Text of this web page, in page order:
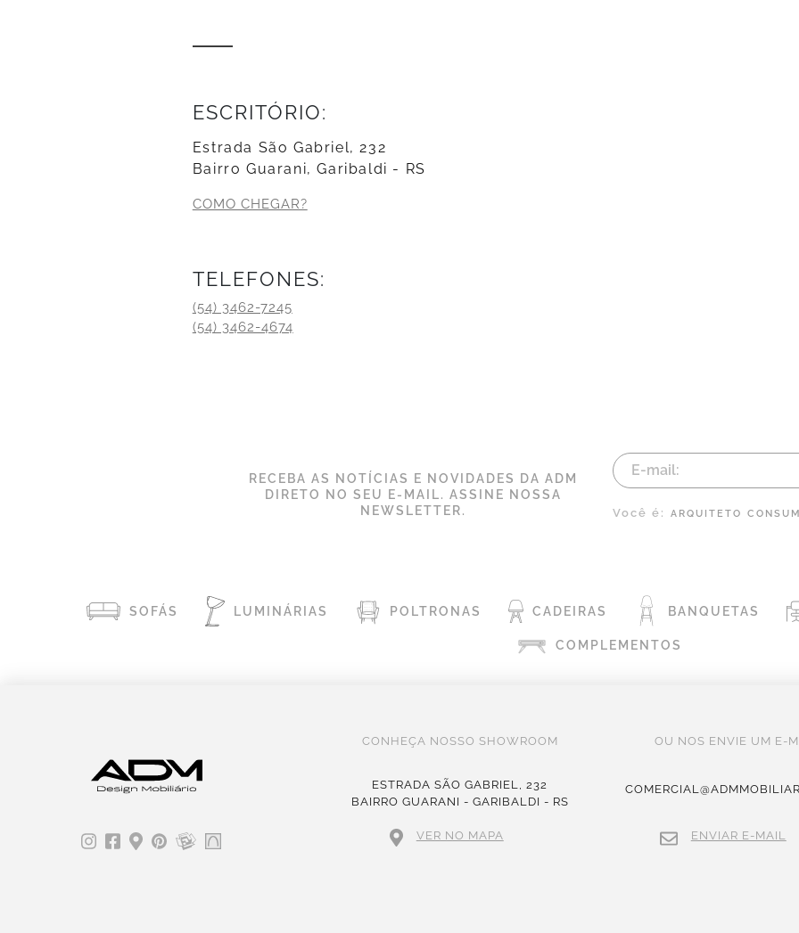
ESCRITÓRIO:
Estrada São Gabriel, 232
Bairro Guarani, Garibaldi - RS
COMO CHEGAR?
TELEFONES:
(54) 3462-7245
(54) 3462-4674
RECEBA AS NOTÍCIAS E NOVIDADES DA ADM
DIRETO NO SEU E-MAIL. ASSINE NOSSA
NEWSLETTER.
Você é: ARQUITETO
SOFÁS LUMINÁRIAS POLTRONAS CADEIRAS BANQUETAS
COMPLEMENTOS
CONHEÇA NOSSO SHOWROOM
ESTRADA SÃO GABRIEL, 232
BAIRRO GUARANI - GARIBALDI - RS
VER NO MAPA
OU NOS ENVIE UM E-
ENVIAR E-MAIL